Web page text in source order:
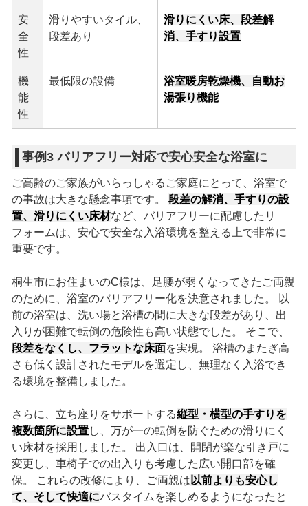
安
全
性
滑りやすいタイル、
段差あり
滑りにくい床、段差解
消、手すり設置
機
能
性
最低限の設備
浴室暖房乾燥機、自動お
湯張り機能
事例3 バリアフリー対応で安心安全な浴室に
ご高齢のご家族がいらっしゃるご家庭にとって、浴室で
の事故は大きな懸念事項です。 段差の解消、手すりの設
置、滑りにくい床材など、バリアフリーに配慮したリ
フォームは、安心で安全な入浴環境を整える上で非常に
重要です。
桐生市にお住まいのC様は、足腰が弱くなってきたご両親
のために、浴室のバリアフリー化を決意されました。 以
前の浴室は、洗い場と浴槽の間に大きな段差があり、出
入りが困難で転倒の危険性も高い状態でした。 そこで、
段差をなくし、フラットな床面を実現。 浴槽のまたぎ高
さも低く設計されたモデルを選定し、無理なく入浴でき
る環境を整備しました。
さらに、立ち座りをサポートする縦型・横型の手すりを
複数箇所に設置し、万が一の転倒を防ぐための滑りにく
い床材を採用しました。 出入口は、開閉が楽な引き戸に
変更し、車椅子での出入りも考慮した広い開口部を確
保。 これらの改修により、ご両親は 以前よりも安心し
て、そして快適にバスタイムを楽しめるようになったと